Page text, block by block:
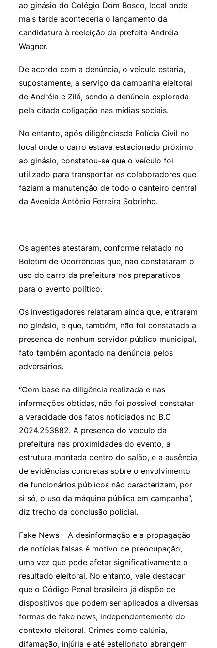
ao ginásio do Colégio Dom Bosco, local onde
mais tarde aconteceria o lançamento da
candidatura à reeleição da prefeita Andréia
Wagner.
De acordo com a denúncia, o veículo estaria,
supostamente, a serviço da campanha eleitoral
de Andréia e Zilá, sendo a denúncia explorada
pela citada coligação nas mídias sociais.
No entanto, após diligênciasda Polícia Civil no
local onde o carro estava estacionado próximo
ao ginásio, constatou-se que o veículo foi
utilizado para transportar os colaboradores que
faziam a manutenção de todo o canteiro central
da Avenida Antônio Ferreira Sobrinho.
Os agentes atestaram, conforme relatado no
Boletim de Ocorrências que, não constataram o
uso do carro da prefeitura nos preparativos
para o evento político.
Os investigadores relataram ainda que, entraram
no ginásio, e que, também, não foi constatada a
presença de nenhum servidor público municipal,
fato também apontado na denúncia pelos
adversários.
“Com base na diligência realizada e nas
informações obtidas, não foi possível constatar
a veracidade dos fatos noticiados no B.O
2024.253882. A presença do veículo da
prefeitura nas proximidades do evento, a
estrutura montada dentro do salão, e a ausência
de evidências concretas sobre o envolvimento
de funcionários públicos não caracterizam, por
si só, o uso da máquina pública em campanha”,
diz trecho da conclusão policial.
Fake News – A desinformação e a propagação
de notícias falsas é motivo de preocupação,
uma vez que pode afetar significativamente o
resultado eleitoral. No entanto, vale destacar
que o Código Penal brasileiro já dispõe de
dispositivos que podem ser aplicados a diversas
formas de fake news, independentemente do
contexto eleitoral. Crimes como calúnia,
difamação, injúria e até estelionato abrangem